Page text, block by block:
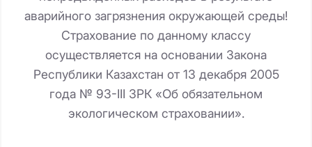
аварийного загрязнения окружающей среды!
Страхование по данному классу
осуществляется на основании Закона
Республики Казахстан от 13 декабря 2005
года № 93-III ЗРК «Об обязательном
экологическом страховании».